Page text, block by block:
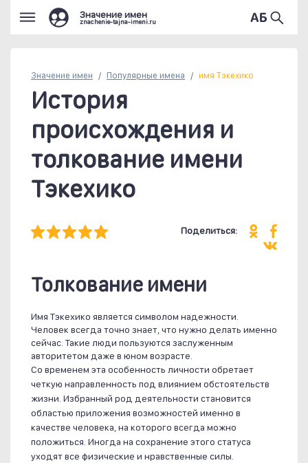
Значение имен
znachenie-tajna-imeni.ru
Значение имен Популярные имена имя Тэкехико
История
происхождения и
толкование имени
Тэкехико
Поделиться:
Толкование имени
Имя Тэкехико является символом надежности.
Человек всегда точно знает, что нужно делать именно
сейчас. Такие люди пользуются заслуженным
авторитетом даже в юном возрасте.
Со временем эта особенность личности обретает
четкую направленность под влиянием обстоятельств
жизни. Избранный род деятельности становится
областью приложения возможностей именно в
качестве человека, на которого всегда можно
положиться. Иногда на сохранение этого статуса
уходят все физические и нравственные силы.